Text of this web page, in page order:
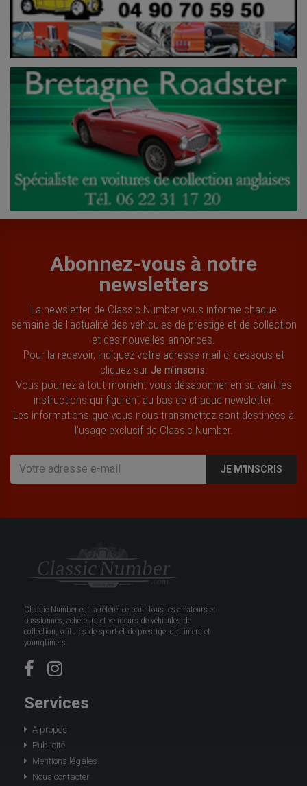
Abonnez-vous à notre
newsletters
La newsletter de Classic Number vous informe chaque
semaine de l’actualité des véhicules de prestige et de collection
et des nouvelles annonces.
Pour la recevoir, indiquez votre adresse mail ci-dessous et
cliquez sur Je m'inscris
Vous pourrez à tout moment vous désabonner en suivant les
instructions qui figurent au bas de chaque newsletter.
Les informations que vous nous transmettez sont destinées à
l’usage exclusif de Classic Number.
JE M'INSCRIS
Classic Number est la référence pour tous les amateurs et
passionnés, acheteurs et vendeurs de véhicules de
collection, voitures de sport et de prestige, oldtimers et
youngtimers.
Services
A propos
Publicité
Mentions légales
Nous contacter